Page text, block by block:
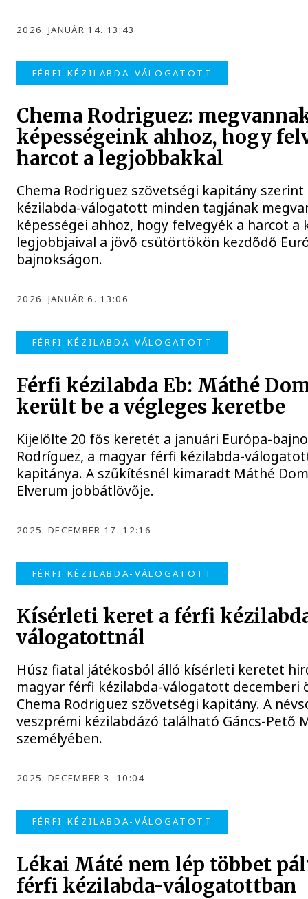
2026. JANUÁR 14. 13:43
FÉRFI KÉZILABDA-VÁLOGATOTT
Chema Rodriguez:
képességeink ahhoz, hogy
harcot a legjobbakkal
Chema Rodriguez szövetségi kapitány
kézilabda-válogatott minden tagjának
képességei ahhoz, hogy felvegyék a harcot a
legjobbjaival a jövő csütörtökön kezdődő
bajnokságon.
2026. JANUÁR 6. 13:06
FÉRFI KÉZILABDA-VÁLOGATOTT
Férfi kézilabda Eb: Máthé
került be a végleges keretbe
Kijelölte 20 fős keretét a januári Európa-
Rodríguez, a magyar férfi kézilabda-
kapitánya. A szűkítésnél kimaradt Máthé
Elverum jobbátlövője.
2025. DECEMBER 17. 12:16
FÉRFI KÉZILABDA-VÁLOGATOTT
Kísérleti keret a férfi
válogatottnál
Húsz fiatal játékosból álló kísérleti keretet
magyar férfi kézilabda-válogatott decemberi
Chema Rodriguez szövetségi kapitány. A
veszprémi kézilabdázó található Gáncs-Pető
személyében.
2025. DECEMBER 3. 10:04
FÉRFI KÉZILABDA-VÁLOGATOTT
Lékai Máté nem lép többet
férfi kézilabda-válogatottban